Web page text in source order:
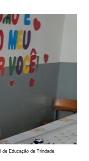
de Educação de Trindade.